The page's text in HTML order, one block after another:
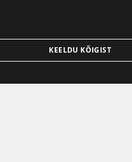
KEELDU KÕIGIST